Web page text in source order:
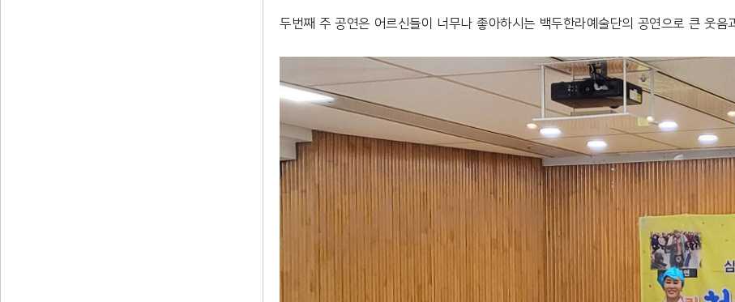
두번째 주 공연은 어르신들이 너무나 좋아하시는 백두한라예술단의 공연으로 큰 웃음